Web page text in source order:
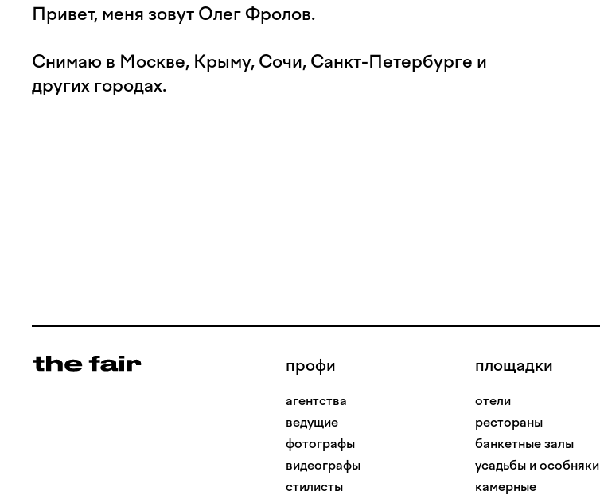
Привет, меня зовут Олег Фролов.
Снимаю в Москве, Крыму, Сочи, Санкт-Петербурге и
других городах.
профи
агентства
ведущие
фотографы
видеографы
стилисты
площадки
отели
рестораны
банкетные залы
усадьбы и особняки
камерные